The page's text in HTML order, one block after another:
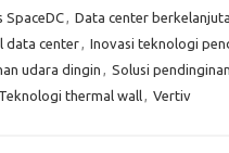
SpaceDC, Data center
data center, Inovasi teknologi
udara dingin , Solusi
Teknologi thermal wall, Vertiv